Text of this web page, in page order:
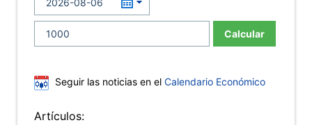
Calcular
Seguir las noticias en el Calendario Económico
Artículos: